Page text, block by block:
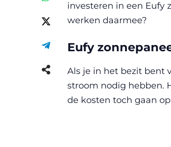
investeren in een Eufy
werken daarmee?
Eufy
Als je in het bezit bent
stroom nodig hebben.
de kosten toch gaan